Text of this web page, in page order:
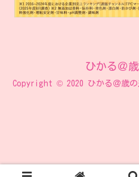
ひかる＠
Copyright © 2020 ひかる＠歳